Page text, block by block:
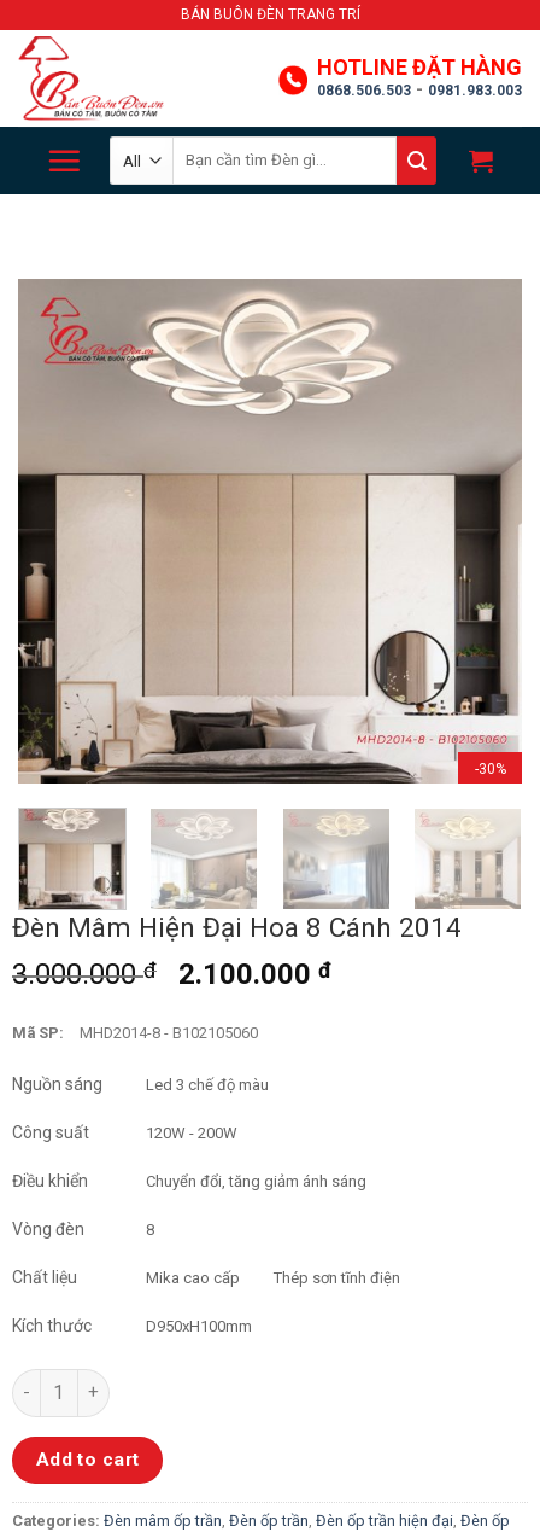
content
BÁN BUÔN ĐÈN TRANG TRÍ
HOTLINE ĐẶT HÀNG
0868.506.503 - 0981.983.003
for:
-30%
Đèn Mâm Hiện Đại Hoa 8 Cánh 2014
3.000.000đ 2.100.000đ
Mã SP: MHD2014-8 - B102105060
Nguồn sáng Led 3 chế độ màu
Công suất 120W - 200W
Điều khiển Chuyển đổi, tăng giảm ánh sáng
Vòng đèn 8
Chất liệu Mika cao cấp Thép sơn tĩnh điện
Kích thước D950xH100mm
Đèn Mâm Hiện Đại Hoa 8 Cánh 2014 quantity
Add to cart
Categories: Đèn mâm ốp trần, Đèn ốp trần, Đèn ốp trần hiện đại, Đèn ốp